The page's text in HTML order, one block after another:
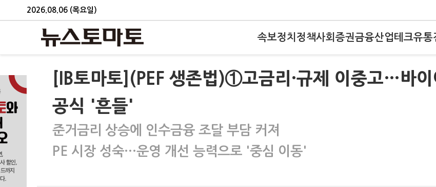
2026.08.06 (목요일)
속보정치 정책사회 증권금융산업테크유통
[IB토마토](PEF 생존법)①고금리·규제 이중고…바이
공식 '흔들'
준거금리 상승에 인수금융 조달 부담 커져
PE 시장 성숙…운영 개선 능력으로 '중심 이동'